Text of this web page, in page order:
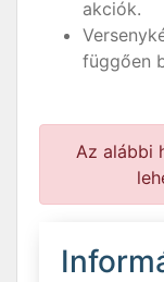
akciók.
függően
Az alábbi